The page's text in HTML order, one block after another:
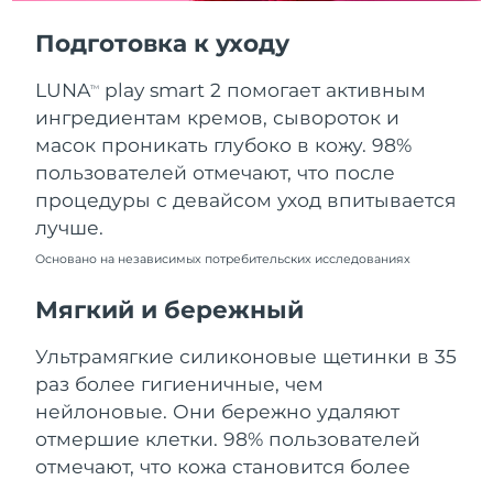
Подготовка к уходу
LUNATM
play smart 2 помогает активным
ингредиентам кремов, сывороток и
масок проникать глубоко в кожу. 98%
пользователей отмечают, что после
процедуры с девайсом уход впитывается
лучше.
Основано на независимых потребительских исследованиях
Мягкий и бережный
Ультрамягкие силиконовые щетинки в 35
раз более гигиеничные, чем
нейлоновые. Они бережно удаляют
отмершие клетки. 98% пользователей
отмечают, что кожа становится более
Пуэрто-Рико
Ожидаемая дата доставки
Катар
Ожидаемая дата доставки
Реюньон
Ожидаемая дата доставки
Румыния
Россия
Ожидаемая дата доставки
Саудовская Аравия
Ожидаемая дата доставки
Сингапур
Ожидаемая дата доставки
8/11/26